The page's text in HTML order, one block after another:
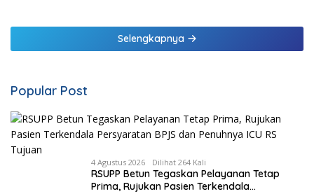
Malaka
Selengkapnya
Popular Post
4 Agustus 2026 Dilihat 264 Kali
RSUPP Betun Tegaskan Pelayanan Tetap
Prima, Rujukan Pasien Terkendala